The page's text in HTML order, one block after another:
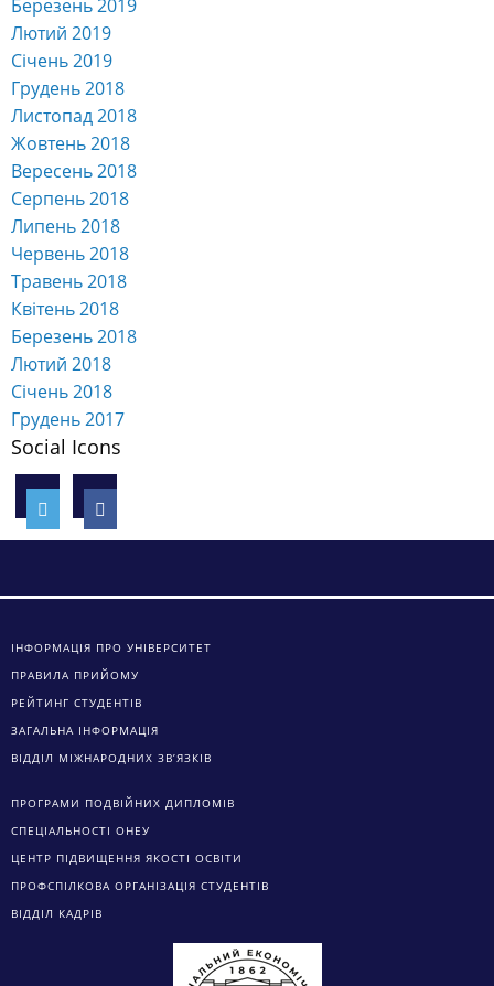
Березень 2019
Лютий 2019
Січень 2019
Грудень 2018
Листопад 2018
Жовтень 2018
Вересень 2018
Серпень 2018
Липень 2018
Червень 2018
Травень 2018
Квітень 2018
Березень 2018
Лютий 2018
Січень 2018
Грудень 2017
Social Icons
ІНФОРМАЦІЯ ПРО УНІВЕРСИТЕТ
ПРАВИЛА ПРИЙОМУ
РЕЙТИНГ СТУДЕНТІВ
ЗАГАЛЬНА ІНФОРМАЦІЯ
ВІДДІЛ МІЖНАРОДНИХ ЗВ’ЯЗКІВ
ПРОГРАМИ ПОДВІЙНИХ ДИПЛОМІВ
СПЕЦІАЛЬНОСТІ ОНЕУ
ЦЕНТР ПІДВИЩЕННЯ ЯКОСТІ ОСВІТИ
ПРОФСПІЛКОВА ОРГАНІЗАЦІЯ СТУДЕНТІВ
ВІДДІЛ КАДРІВ